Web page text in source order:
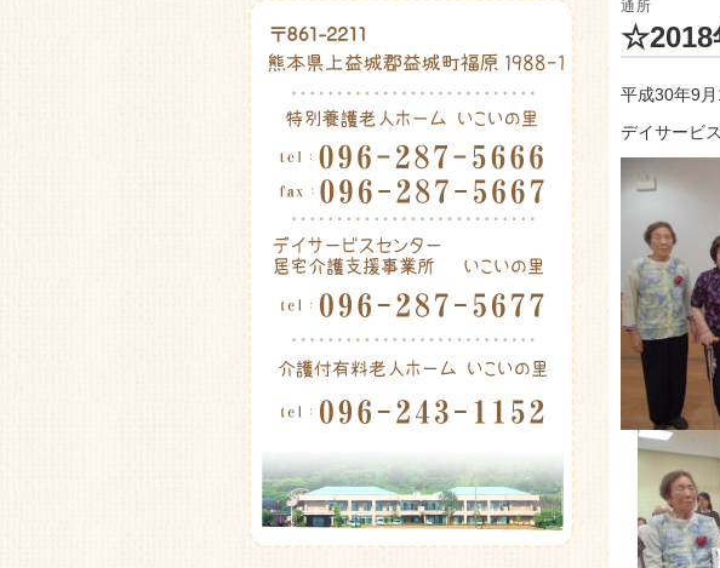
特別養護老人ホーム |
通所
☆2018
平成30年9月
デイサービ